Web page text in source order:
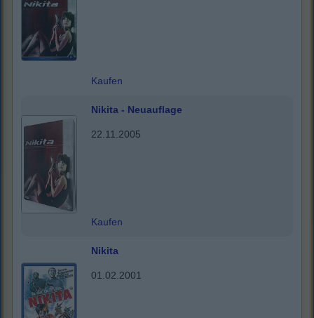
Kaufen
Nikita - Neuauflage
22.11.2005
Kaufen
Nikita
01.02.2001